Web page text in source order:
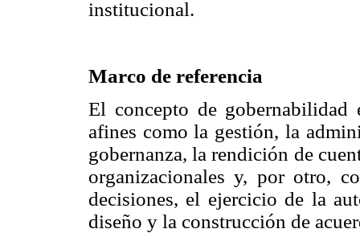
institucional.
Marco de referencia
El concepto de
afines como la gestión, la
gobernanza, la rendición de
organizacionales y, por otro,
decisiones, el ejercicio de la
diseño y la construcción de